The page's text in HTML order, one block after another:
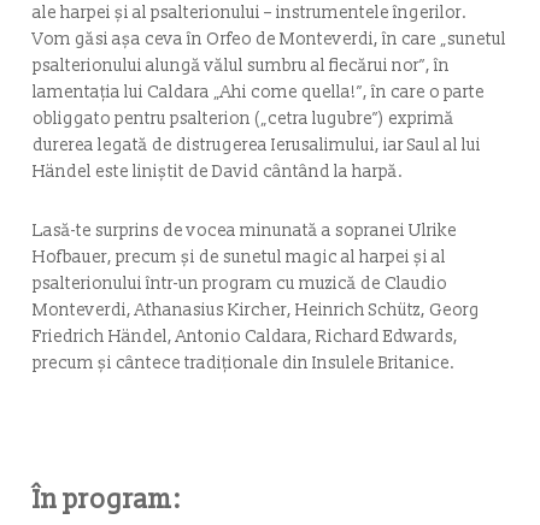
ale harpei și al psalterionului – instrumentele îngerilor.
Vom găsi așa ceva în Orfeo de Monteverdi, în care „sunetul
psalterionului alungă vălul sumbru al fiecărui nor”, în
lamentația lui Caldara „Ahi come quella!”, în care o parte
obliggato pentru psalterion („cetra lugubre”) exprimă
durerea legată de distrugerea Ierusalimului, iar Saul al lui
Händel este liniștit de David cântând la harpă.
Lasă-te surprins de vocea minunată a sopranei Ulrike
Hofbauer, precum și de sunetul magic al harpei și al
psalterionului într-un program cu muzică de Claudio
Monteverdi, Athanasius Kircher, Heinrich Schütz, Georg
Friedrich Händel, Antonio Caldara, Richard Edwards,
precum și cântece tradiționale din Insulele Britanice.
În program: